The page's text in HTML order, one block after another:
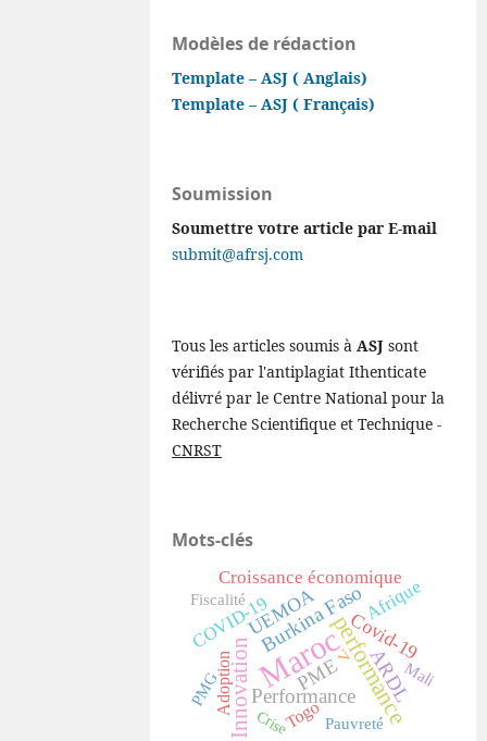
Modèles de rédaction
Template – ASJ ( Anglais)
Template – ASJ ( Français)
Soumission
Soumettre votre article par E-mail
submit@afrsj.com
Tous les articles soumis àASJ sont
vérifiés par l'antiplagiat Ithenticate
délivré par le Centre National pour la
Recherche Scientifique et Technique -
CNRST
Mots-clés
Marocperformance
InnovationPerformance
Burkina Faso
ARDL
PME
Covid-19
UEMOA Afrique
Croissance économique
COVID-19
Adoption TogoPauvreté
Fiscalité
V
Mali
PMG
Crise